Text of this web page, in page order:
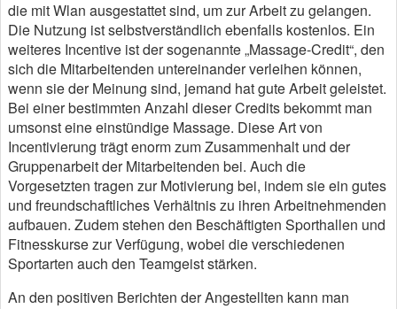
die mit Wlan ausgestattet sind, um zur Arbeit zu gelangen.
Die Nutzung ist selbstverständlich ebenfalls kostenlos. Ein
weiteres Incentive ist der sogenannte „Massage-Credit“, den
sich die Mitarbeitenden untereinander verleihen können,
wenn sie der Meinung sind, jemand hat gute Arbeit geleistet.
Bei einer bestimmten Anzahl dieser Credits bekommt man
umsonst eine einstündige Massage. Diese Art von
Incentivierung trägt enorm zum Zusammenhalt und der
Gruppenarbeit der Mitarbeitenden bei. Auch die
Vorgesetzten tragen zur Motivierung bei, indem sie ein gutes
und freundschaftliches Verhältnis zu ihren Arbeitnehmenden
aufbauen. Zudem stehen den Beschäftigten Sporthallen und
Fitnesskurse zur Verfügung, wobei die verschiedenen
Sportarten auch den Teamgeist stärken.
An den positiven Berichten der Angestellten kann man